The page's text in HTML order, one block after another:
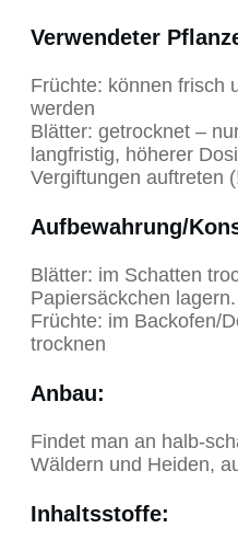
Verwendeter
Früchte: können frisch
werden
Blätter: getrocknet –
langfristig, höherer
Vergiftungen auftreten
Aufbewahrung/
Blätter: im Schatten
Papiersäckchen lagern.
Früchte: im Backofen/
trocknen
Anbau:
Findet man an halb-
Wäldern und Heiden,
Inhaltsstoffe: